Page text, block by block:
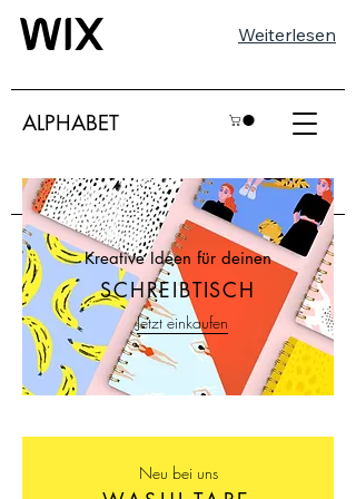
Weiterlesen